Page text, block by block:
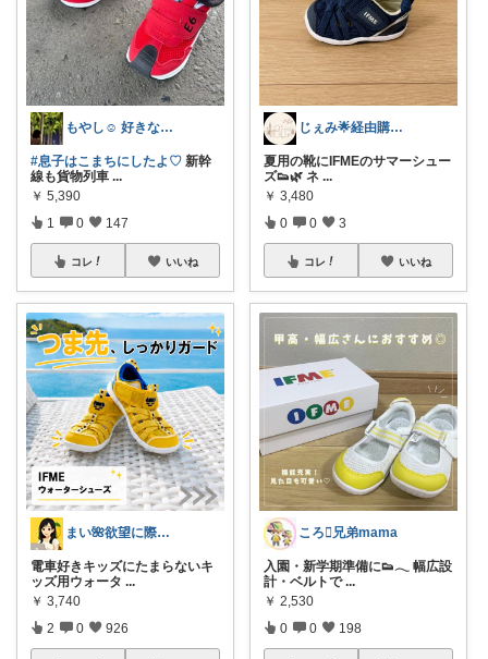
もやし☺︎ 好きなものと、すっきり暮らす
#息子はこまちにしたよ♡ 新幹
線も貨物列車 ...
￥ 5,390
1 0 147
コレ いいね
まい🌺欲望に際限なしフルタイムワーママ
電車好きキッズにたまらないキ
ッズ用ウォータ ...
￥ 3,740
2 0 926
じぇみ🌟経由購入感謝です
夏用の靴にIFMEのサマーシュー
ズ👟🌿 ネ ...
￥ 3,480
0 0 3
コレ いいね
ころ🫟兄弟mama
入園・新学期準備に👟𓂃 幅広設
計・ベルトで ...
￥ 2,530
0 0 198